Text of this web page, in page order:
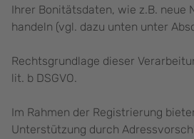
Ihrer Bonitätsdaten, wie z.B. neue
handeln (vgl. dazu unten unter
Rechtsgrundlage dieser
lit. b DSGVO.
Im Rahmen der Registrierung
Unterstützung durch